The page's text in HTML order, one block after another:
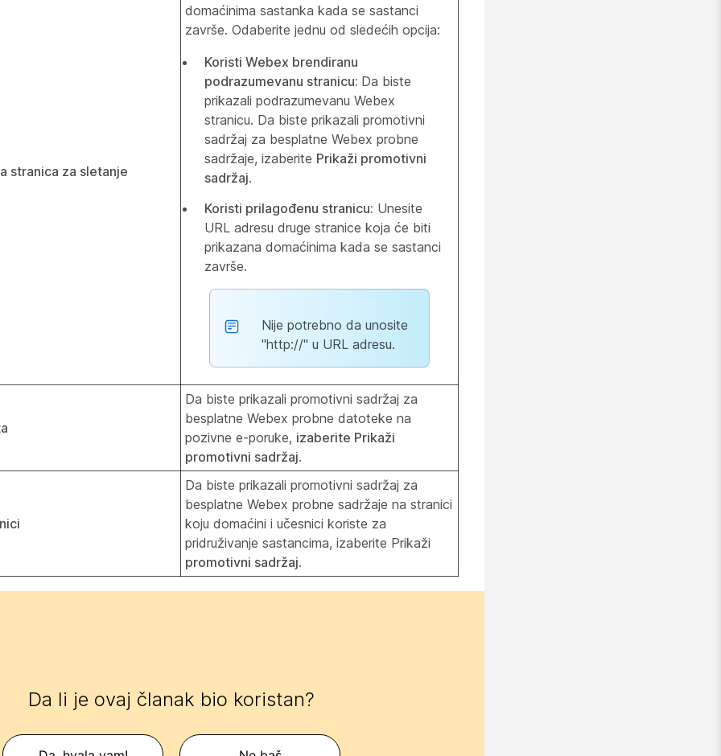
stranica za sletanje
domaćinima sastanka kada se sastanci
završe. Odaberite jednu od sledećih opcija:
Koristi Webex brendiranu
podrazumevanu stranicu: Da biste
prikazali podrazumevanu Webex
stranicu. Da biste prikazali promotivni
sadržaj za besplatne Webex probne
sadržaje, izaberite Prikaži promotivni
sadržaj.
Koristi prilagođenu stranicu: Unesite
URL adresu druge stranice koja će biti
prikazana domaćinima kada se sastanci
završe.
Nije potrebno da unosite
"http://" u URL adresu.
Da biste prikazali promotivni sadržaj za
besplatne Webex probne datoteke na
pozivne e-poruke, izaberite Prikaži
promotivni sadržaj.
Da biste prikazali promotivni sadržaj za
besplatne Webex probne sadržaje na stranici
koju domaćini i učesnici koriste za
pridruživanje sastancima, izaberite Prikaži
promotivni sadržaj.
Da li je ovaj članak bio koristan?